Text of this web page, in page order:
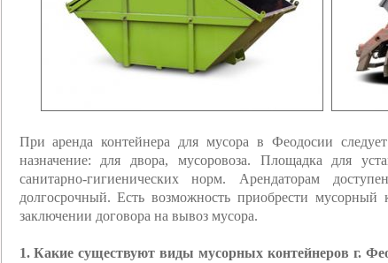
При аренда контейнера для мусора в Феодосии
назначение: для двора, мусоровоза. Площадка для
санитарно-гигиенических норм. Арендаторам
долгосрочный. Есть возможность приобрести
заключении договора на вывоз мусора.
1. Какие существуют виды мусорных контейнеров г.